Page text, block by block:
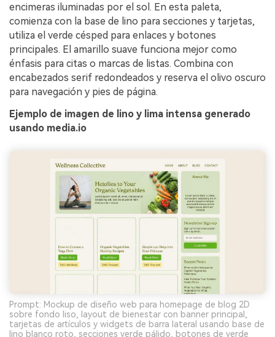
encimeras iluminadas por el sol. En esta paleta,
comienza con la base de lino para secciones y tarjetas,
utiliza el verde césped para enlaces y botones
principales. El amarillo suave funciona mejor como
énfasis para citas o marcas de listas. Combina con
encabezados serif redondeados y reserva el olivo oscuro
para navegación y pies de página.
Ejemplo de imagen de lino y lima intensa generado
usando media.io
Prompt: Mockup de diseño web para homepage de blog 2D
sobre fondo liso, layout de bienestar con banner principal,
tarjetas de artículos y widgets de barra lateral usando base de
lino blanco roto, secciones verde pálido, botones de verde